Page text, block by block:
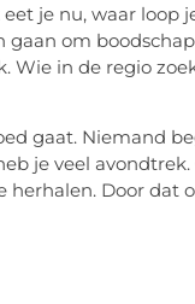
je nu, waar loop
gaan om
in de regio
gaat. Niemand
je veel
Door dat